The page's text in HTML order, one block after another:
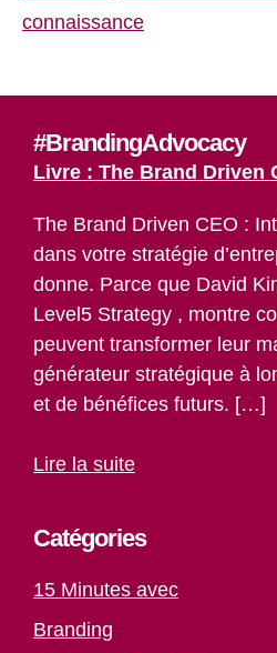
connaissance
#BrandingAdvocacy
Livre : The Brand Driven
The Brand Driven CEO :
dans votre stratégie
donne. Parce que David
Level5 Strategy , montre
peuvent transformer leur
générateur stratégique à
et de bénéfices futurs. […]
Lire la suite
Catégories
15 Minutes avec
Branding